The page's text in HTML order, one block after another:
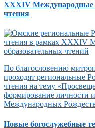
XXXIV Международные
чтения
По благословению
проходят региональные
чтения на тему
формирование личности
Международных
Новые богослужебные